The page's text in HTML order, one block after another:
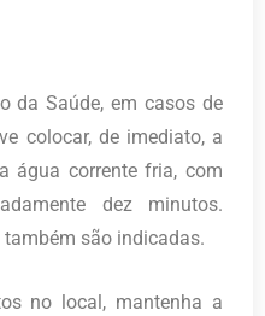
da Saúde, em casos de
colocar, de imediato, a
água corrente fria, com
dez minutos.
são indicadas.
no local, mantenha a